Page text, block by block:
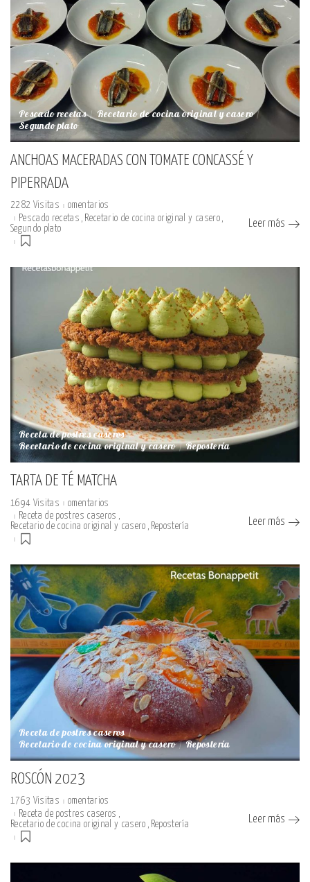
Pescado recetas Recetario de cocina original y casero
Segundo plato
ANCHOAS MACERADAS CON TOMATE CONCASSÉ Y
PIPERRADA
2282 Visitas
omentarios
Pescado recetas
Recetario de cocina original y casero
Segundo plato
Leer más
Receta de postres caseros
Recetario de cocina original y casero Repostería
TARTA DE TÉ MATCHA
1694 Visitas
omentarios
Receta de postres caseros
Recetario de cocina original y casero
Repostería Leer más
Receta de postres caseros
Recetario de cocina original y casero Repostería
ROSCÓN 2023
1763 Visitas
omentarios
Receta de postres caseros
Recetario de cocina original y casero
Repostería Leer más